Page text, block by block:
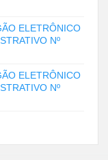
ELETRÔNICO
Nº
ELETRÔNICO
Nº